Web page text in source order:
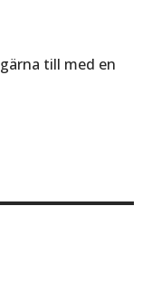
till med en